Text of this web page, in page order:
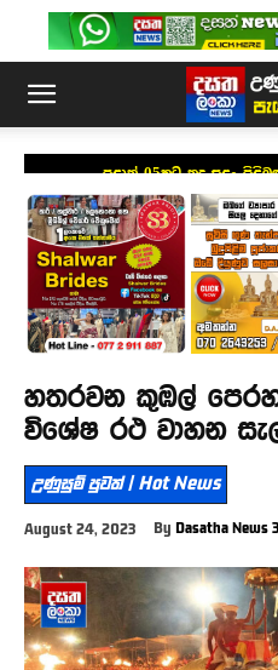
පළාත් 05කට තද සුළං
හතරවන කුඹල්
විශේෂ රථ වාහන
උණුසුම් පුවත් | Hot News
August 24, 2023 By Dasatha News 3